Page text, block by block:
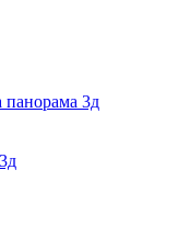
3д